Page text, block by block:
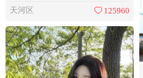
天河区 125960